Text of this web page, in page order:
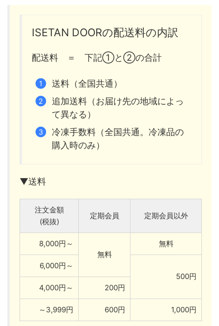
ISETAN DOORの配送料の内訳
配送料 ＝ 下記①と②の合計
送料（全国共通）
追加送料（お届け先の地域によっ
て異なる）
冷凍手数料（全国共通。冷凍品の
購入時のみ）
▼送料
注文金額
(税抜)
定期会員 定期会員以外
8,000円～
無料
無料
6,000円～
500円
4,000円～
200円
～3,999円 600円 1,000円